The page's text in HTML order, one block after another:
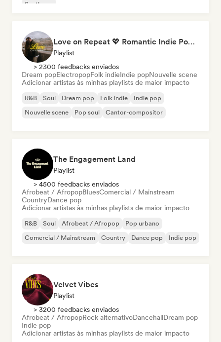
Synthpop
Love on Repeat 💖 Romantic Indie Pop, Neo Soul & Singer-Songwriter
Playlist
> 2300 feedbacks enviados
Dream popElectropopFolk indieIndie popNouvelle scene
Adicionar artistas às minhas playlists de maior impacto
R&B Soul Dream pop Folk indie
Indie pop
Nouvelle scene
Pop soul Cantor-compositor
The Engagement Land
Playlist
> 4500 feedbacks enviados
Afrobeat / AfropopBluesComercial / Mainstream
CountryDance pop
Adicionar artistas às minhas playlists de maior impacto
R&B Soul Afrobeat / Afropop
Pop urbano
Comercial / Mainstream
Country Dance pop Indie pop
Velvet Vibes
Playlist
> 3200 feedbacks enviados
Afrobeat / AfropopRock alternativoDancehallDream pop
Indie pop
Adicionar artistas às minhas playlists de maior impacto